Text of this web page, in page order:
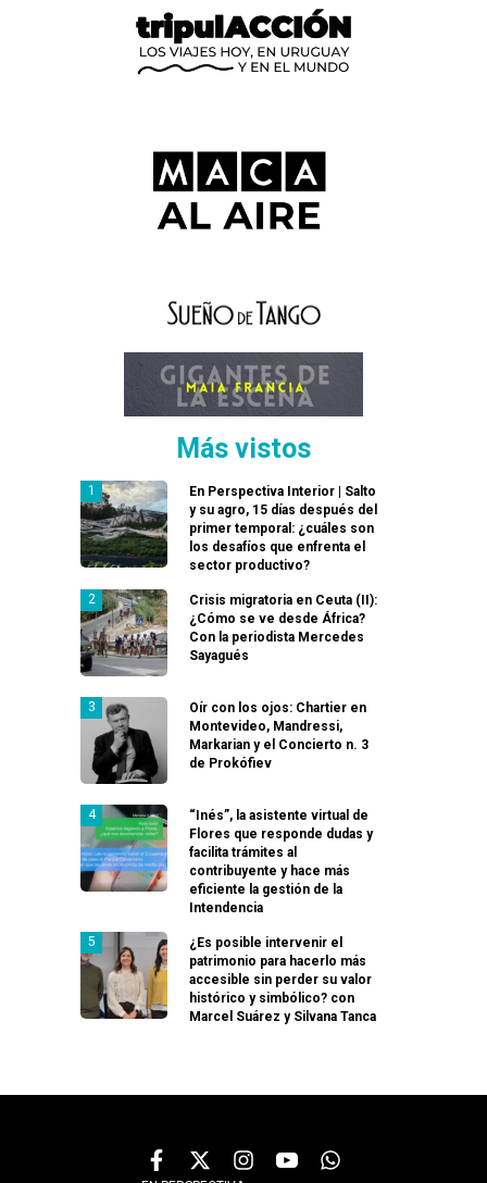
Más vistos
En Perspectiva Interior | Salto
y su agro, 15 días después del
primer temporal: ¿cuáles son
los desafíos que enfrenta el
sector productivo?
Crisis migratoria en Ceuta (II):
¿Cómo se ve desde África?
Con la periodista Mercedes
Sayagués
Oír con los ojos: Chartier en
Montevideo, Mandressi,
Markarian y el Concierto n. 3
de Prokófiev
“Inés”, la asistente virtual de
Flores que responde dudas y
facilita trámites al
contribuyente y hace más
eficiente la gestión de la
Intendencia
¿Es posible intervenir el
patrimonio para hacerlo más
accesible sin perder su valor
histórico y simbólico? con
Marcel Suárez y Silvana Tanca